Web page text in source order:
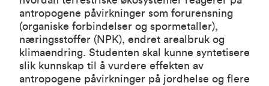
antropogene påvirkninger som forurensning
(organiske forbindelser og spormetaller),
næringsstoffer (NPK), endret arealbruk og
klimaendring. Studenten skal kunne syntetisere
slik kunnskap til å vurdere effekten av
antropogene påvirkninger på jordhelse og flere